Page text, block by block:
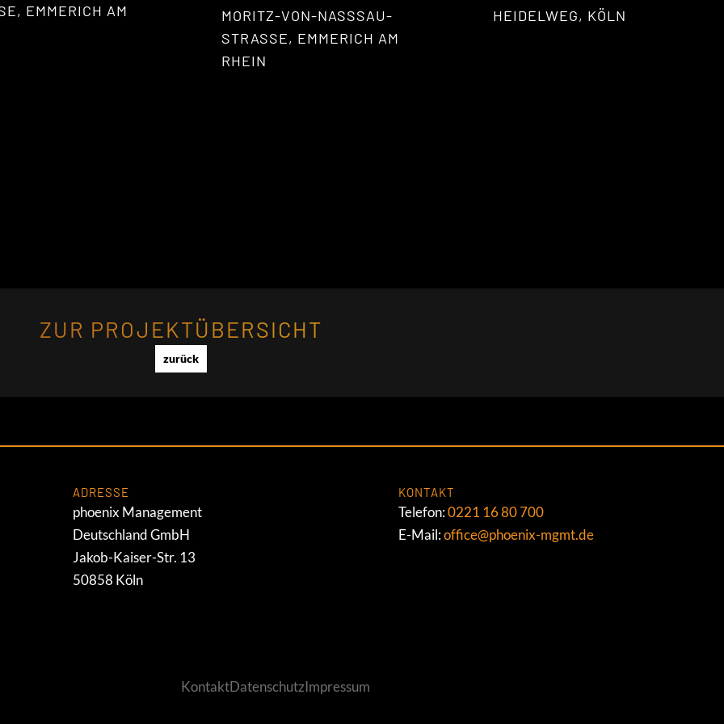
EMMERICH AM R
MORITZ-VON-NASSSAU-
STRASSE, EMMERICH AM R
HEIN
HEIDELWEG, KÖLN
ZUR PROJEKTÜBERSICHT
zurück
ADRESSE
phoenix Management
Deutschland GmbH
Jakob-Kaiser-Str. 13
50858 Köln
KONTAKT
Telefon:0221 16 80 700
E-Mail:office@phoenix-mgmt.de
KontaktDatenschutzImpressum